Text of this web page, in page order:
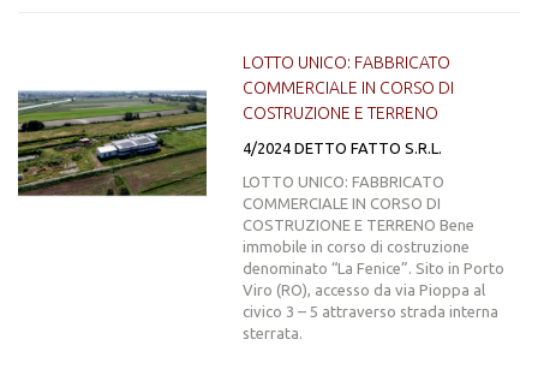
LOTTO UNICO: FABBRICATO
COMMERCIALE IN CORSO DI
COSTRUZIONE E TERRENO
4/2024 DETTO FATTO S.R.L.
LOTTO UNICO: FABBRICATO
COMMERCIALE IN CORSO DI
COSTRUZIONE E TERRENO Bene
immobile in corso di costruzione
denominato “La Fenice”. Sito in Porto
Viro (RO), accesso da via Pioppa al
civico 3 – 5 attraverso strada interna
sterrata.